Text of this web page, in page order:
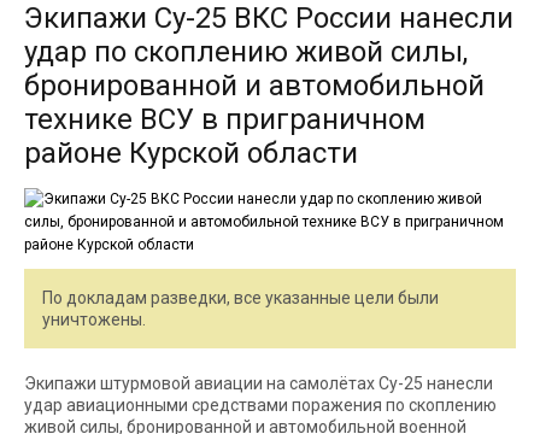
Экипажи Су-25 ВКС России нанесли
удар по скоплению живой силы,
бронированной и автомобильной
технике ВСУ в приграничном
районе Курской области
По докладам разведки, все указанные цели были
уничтожены.
Экипажи штурмовой авиации на самолётах Су-25 нанесли
удар авиационными средствами поражения по скоплению
живой силы, бронированной и автомобильной военной